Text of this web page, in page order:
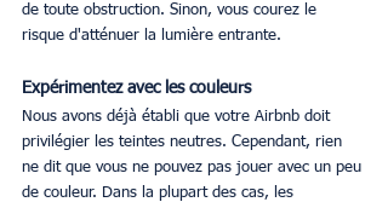
de toute obstruction. Sinon, vous courez le
risque d'atténuer la lumière entrante.
Expérimentez avec les couleurs
Nous avons déjà établi que votre Airbnb doit
privilégier les teintes neutres. Cependant, rien
ne dit que vous ne pouvez pas jouer avec un peu
de couleur. Dans la plupart des cas, les